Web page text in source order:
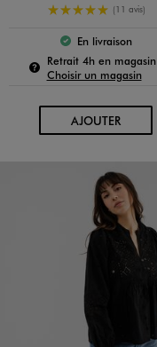
5/5 de moyenne
(11 avis)
Le produit
En livraison
Retrait 4h en
Choisir un magasin
AJOUTERAU